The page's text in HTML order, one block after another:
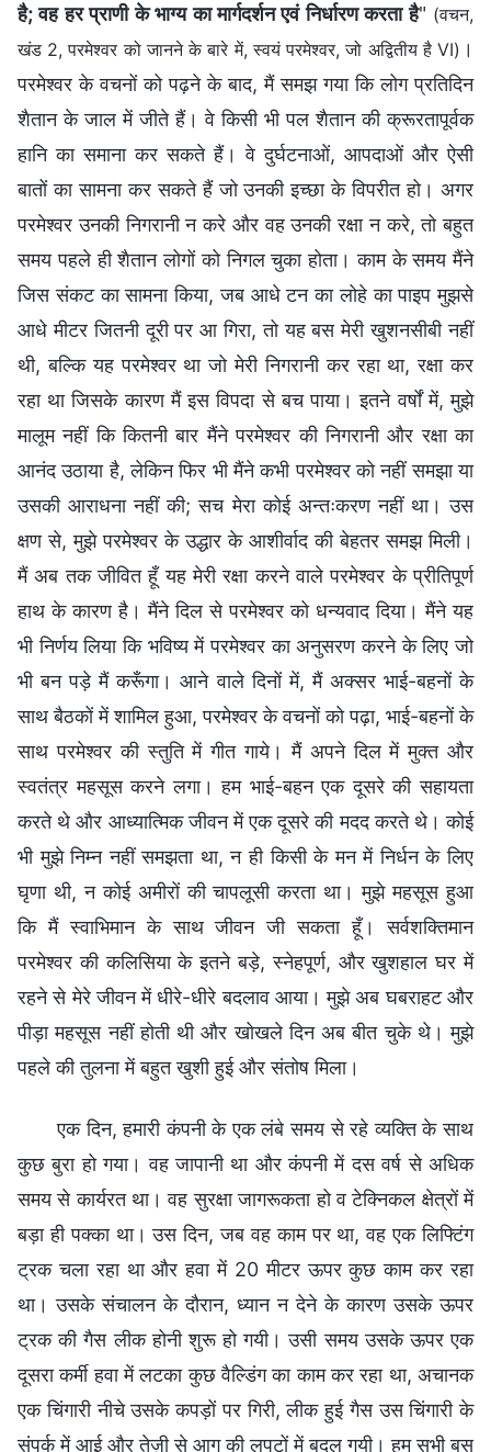
है; वह हर प्राणी के भाग्य का मार्गदर्शन एवं निर्धारण करता है" (वचन,
खंड 2, परमेश्वर को जानने के बारे में, स्वयं परमेश्वर, जो अद्वितीय है VI) ।
परमेश्वर के वचनों को पढ़ने के बाद, मैं समझ गया कि लोग प्रतिदिन
शैतान के जाल में जीते हैं। वे किसी भी पल शैतान की क्रूरतापूर्वक
हानि का समाना कर सकते हैं। वे दुर्घटनाओं, आपदाओं और ऐसी
बातों का सामना कर सकते हैं जो उनकी इच्छा के विपरीत हो। अगर
परमेश्वर उनकी निगरानी न करे और वह उनकी रक्षा न करे, तो बहुत
समय पहले ही शैतान लोगों को निगल चुका होता। काम के समय मैंने
जिस संकट का सामना किया, जब आधे टन का लोहे का पाइप मुझसे
आधे मीटर जितनी दूरी पर आ गिरा, तो यह बस मेरी खुशनसीबी नहीं
थी, बल्कि यह परमेश्वर था जो मेरी निगरानी कर रहा था, रक्षा कर
रहा था जिसके कारण मैं इस विपदा से बच पाया। इतने वर्षों में, मुझे
मालूम नहीं कि कितनी बार मैंने परमेश्वर की निगरानी और रक्षा का
आनंद उठाया है, लेकिन फिर भी मैंने कभी परमेश्वर को नहीं समझा या
उसकी आराधना नहीं की; सच मेरा कोई अन्तःकरण नहीं था। उस
क्षण से, मुझे परमेश्वर के उद्धार के आशीर्वाद की बेहतर समझ मिली।
मैं अब तक जीवित हूँ यह मेरी रक्षा करने वाले परमेश्वर के प्रीतिपूर्ण
हाथ के कारण है। मैंने दिल से परमेश्वर को धन्यवाद दिया। मैंने यह
भी निर्णय लिया कि भविष्य में परमेश्वर का अनुसरण करने के लिए जो
भी बन पड़े मैं करूँगा। आने वाले दिनों में, मैं अक्सर भाई-बहनों के
साथ बैठकों में शामिल हुआ, परमेश्वर के वचनों को पढ़ा, भाई-बहनों के
साथ परमेश्वर की स्तुति में गीत गाये। मैं अपने दिल में मुक्त और
स्वतंत्र महसूस करने लगा। हम भाई-बहन एक दूसरे की सहायता
करते थे और आध्यात्मिक जीवन में एक दूसरे की मदद करते थे। कोई
भी मुझे निम्न नहीं समझता था, न ही किसी के मन में निर्धन के लिए
घृणा थी, न कोई अमीरों की चापलूसी करता था। मुझे महसूस हुआ
कि मैं स्वाभिमान के साथ जीवन जी सकता हूँ। सर्वशक्तिमान
परमेश्वर की कलिसिया के इतने बड़े, स्नेहपूर्ण, और खुशहाल घर में
रहने से मेरे जीवन में धीरे-धीरे बदलाव आया। मुझे अब घबराहट और
पीड़ा महसूस नहीं होती थी और खोखले दिन अब बीत चुके थे। मुझे
पहले की तुलना में बहुत खुशी हुई और संतोष मिला।
एक दिन, हमारी कंपनी के एक लंबे समय से रहे व्यक्ति के साथ
कुछ बुरा हो गया। वह जापानी था और कंपनी में दस वर्ष से अधिक
समय से कार्यरत था। वह सुरक्षा जागरूकता हो व टेक्निकल क्षेत्रों में
बड़ा ही पक्का था। उस दिन, जब वह काम पर था, वह एक लिफ्टिंग
ट्रक चला रहा था और हवा में 20 मीटर ऊपर कुछ काम कर रहा
था। उसके संचालन के दौरान, ध्यान न देने के कारण उसके ऊपर
ट्रक की गैस लीक होनी शुरू हो गयी। उसी समय उसके ऊपर एक
दूसरा कर्मी हवा में लटका कुछ वैल्डिंग का काम कर रहा था, अचानक
एक चिंगारी नीचे उसके कपड़ों पर गिरी, लीक हुई गैस उस चिंगारी के
संपर्क में आई और तेज़ी से आग की लपटों में बदल गयी। हम सभी बस